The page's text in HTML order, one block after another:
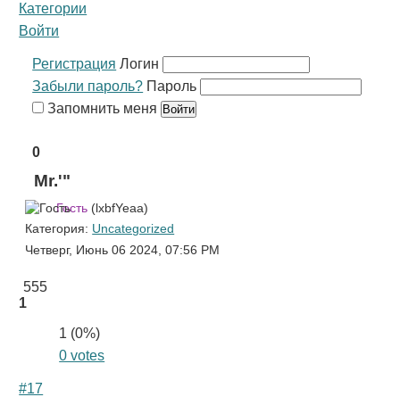
Категории
Войти
Регистрация Логин
Забыли пароль? Пароль
Запомнить меня
0
Mr.'"
Гость (lxbfYeaa)
Категория: Uncategorized
Четверг, Июнь 06 2024, 07:56 PM
555
1
1 (0%)
0 votes
#17